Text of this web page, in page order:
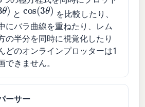
θ)
と
cos(3θ)
を比較したり、
にバラ曲線を重ねたり、レム
の半分を同時に視覚化したり
どのオンラインプロッターは1
きません。
ーサー